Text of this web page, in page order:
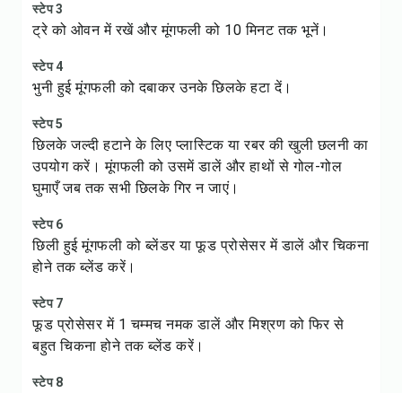
स्टेप 3
ट्रे को ओवन में रखें और मूंगफली को 10 मिनट तक भूनें।
स्टेप 4
भुनी हुई मूंगफली को दबाकर उनके छिलके हटा दें।
स्टेप 5
छिलके जल्दी हटाने के लिए प्लास्टिक या रबर की खुली छलनी का
उपयोग करें। मूंगफली को उसमें डालें और हाथों से गोल-गोल
घुमाएँ जब तक सभी छिलके गिर न जाएं।
स्टेप 6
छिली हुई मूंगफली को ब्लेंडर या फूड प्रोसेसर में डालें और चिकना
होने तक ब्लेंड करें।
स्टेप 7
फूड प्रोसेसर में 1 चम्मच नमक डालें और मिश्रण को फिर से
बहुत चिकना होने तक ब्लेंड करें।
स्टेप 8